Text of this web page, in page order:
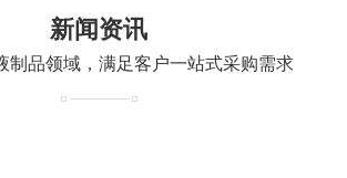
新闻资讯
制品领域，满足客户一站式采购需求